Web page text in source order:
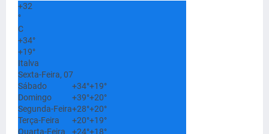
+32
°
C
+34°
+19°
Italva
Sexta-Feira, 07
Sábado
+34°+19°
Domingo
+39°+20°
Segunda-Feira+28°+20°
Terça-Feira
+20°+19°
Quarta-Feira
+24°+18°